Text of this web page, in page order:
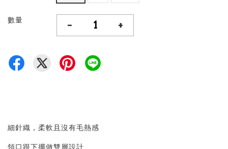
數量 - +
細針織，柔軟且沒有毛熱感
領口跟下擺做雙層設計